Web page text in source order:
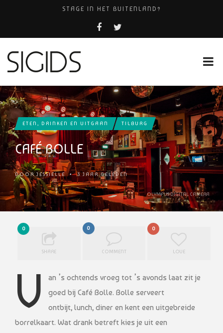
STAGE IN HET BUITENLAND?
AMHC AMERSFOORT
BELEEF DE MAGIE VAN FILM BIJ KINEPOLIS
OLYMPUS DIGITAL CAMERA
ETEN, DRINKEN EN UITGAAN TILBURG
CAFÉ BOLLE
DOORJESSIELLE •3 JAAR GELEDEN
0
SHARE
0
COMMENT
0
LOVE
V
an ’s ochtends vroeg tot ’s avonds laat zit je
goed bij Café Bolle. Bolle serveert
ontbijt, lunch, diner en kent een uitgebreide
borrelkaart. Wat drank betreft kies je uit een